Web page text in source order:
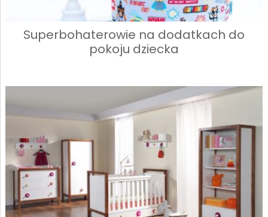
Superbohaterowie na dodatkach do
pokoju dziecka